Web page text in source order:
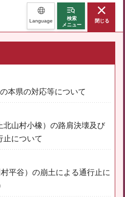
Language
検索
メニュー
閉じる
本県の対応等について
北山村小橡）の路肩決壊及び
止について
平谷）の崩土による通行止に